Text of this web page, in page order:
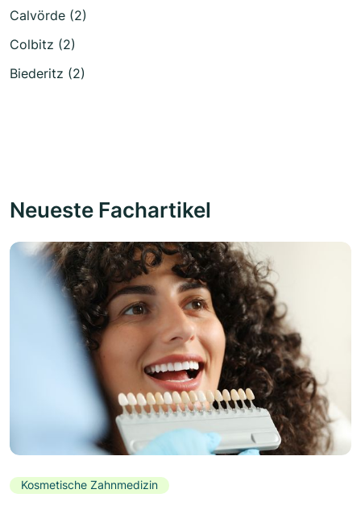
Calvörde (2)
Colbitz (2)
Biederitz (2)
Neueste Fachartikel
Kosmetische Zahnmedizin